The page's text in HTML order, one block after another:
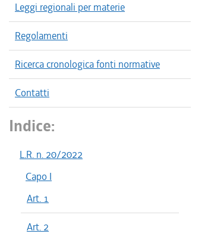
Leggi regionali per materie
Regolamenti
Ricerca cronologica fonti normative
Contatti
Indice:
L.R. n. 20/2022
Capo I
Art. 1
Art. 2